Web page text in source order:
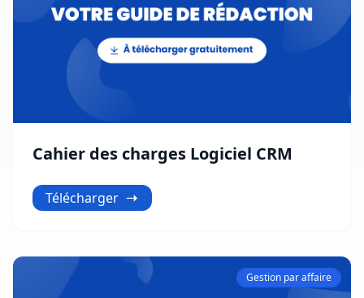
Cahier des charges Logiciel CRM
Télécharger
Gestion par affaire